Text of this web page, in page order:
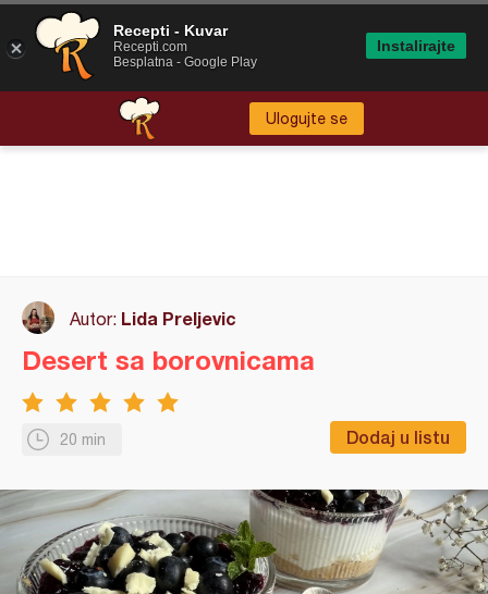
Ulogujte se
Autor: Lida Preljevic
20 min Dodaj u listu
Desert sa borovnicama
Recepti - Kuvar
Recepti.com
Besplatna - Google Play
Instalirajte